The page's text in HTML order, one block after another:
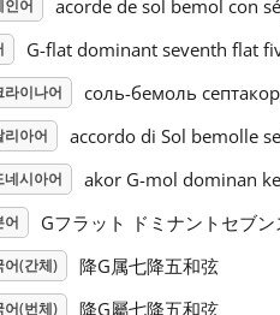
인어 acorde de sol bemol con
G-flat dominant seventh flat
라이나어 соль-бемоль
리아어 accordo di Sol bemolle
네시아어 akor G-mol dominan
어 Gフラット ドミナントセブ
어(간체) 降G属七降五和弦
어(번체) 降G屬七降五和弦